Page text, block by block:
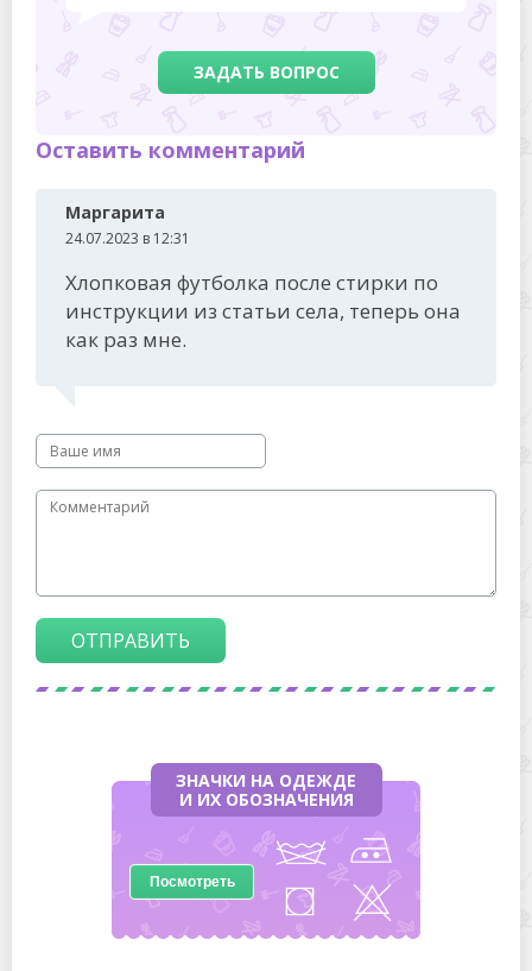
ЗАДАТЬ ВОПРОС
Оставить комментарий
Маргарита
24.07.2023 в 12:31
Хлопковая футболка после стирки по
инструкции из статьи села, теперь она
как раз мне.
ОТПРАВИТЬ
ЗНАЧКИ НА ОДЕЖДЕ
И ИХ ОБОЗНАЧЕНИЯ
Посмотреть